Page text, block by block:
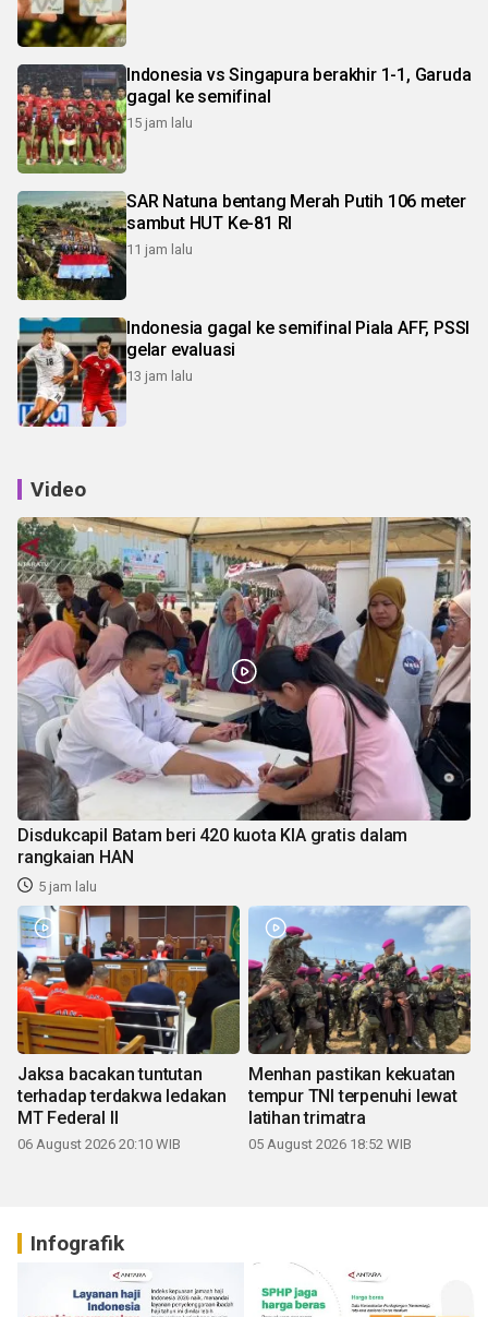
Indonesia vs Singapura berakhir 1-1, Garuda
gagal ke semifinal
15 jam lalu
SAR Natuna bentang Merah Putih 106 meter
sambut HUT Ke-81 RI
11 jam lalu
Indonesia gagal ke semifinal Piala AFF, PSSI
gelar evaluasi
13 jam lalu
Video
Disdukcapil Batam beri 420 kuota KIA gratis dalam
rangkaian HAN
5 jam lalu
Jaksa bacakan tuntutan
terhadap terdakwa ledakan
MT Federal II
06 August 2026 20:10 WIB
Menhan pastikan kekuatan
tempur TNI terpenuhi lewat
latihan trimatra
05 August 2026 18:52 WIB
Infografik